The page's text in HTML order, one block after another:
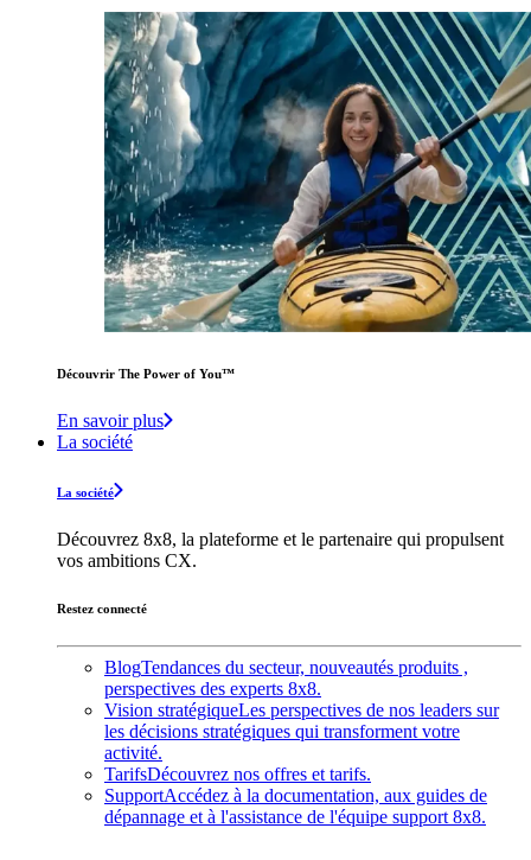
Découvrir The Power of You™️
En savoir plus
La société
La société
Découvrez 8x8, la plateforme et le partenaire qui propulsent
vos ambitions CX.
Restez connecté
BlogTendances du secteur, nouveautés produits ,
perspectives des experts 8x8.
Vision stratégiqueLes perspectives de nos leaders sur
les décisions stratégiques qui transforment votre
activité.
TarifsDécouvrez nos offres et tarifs.
SupportAccédez à la documentation, aux guides de
dépannage et à l'assistance de l'équipe support 8x8.